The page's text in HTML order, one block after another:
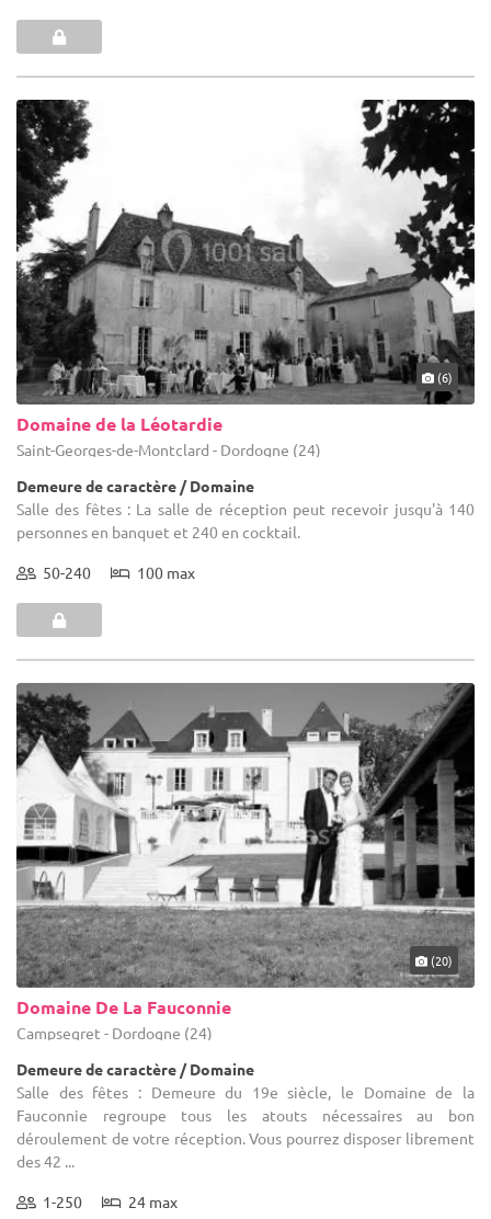
(6)
Domaine de la Léotardie
Saint-Georges-de-Montclard - Dordogne (24)
Demeure de caractère / Domaine
Salle des fêtes : La salle de réception peut recevoir jusqu'à 140
personnes en banquet et 240 en cocktail.
50-240 100 max
(20)
Domaine De La Fauconnie
Campsegret - Dordogne (24)
Demeure de caractère / Domaine
Salle des fêtes : Demeure du 19e siècle, le Domaine de la
Fauconnie regroupe tous les atouts nécessaires au bon
déroulement de votre réception. Vous pourrez disposer librement
des 42 ...
1-250 24 max